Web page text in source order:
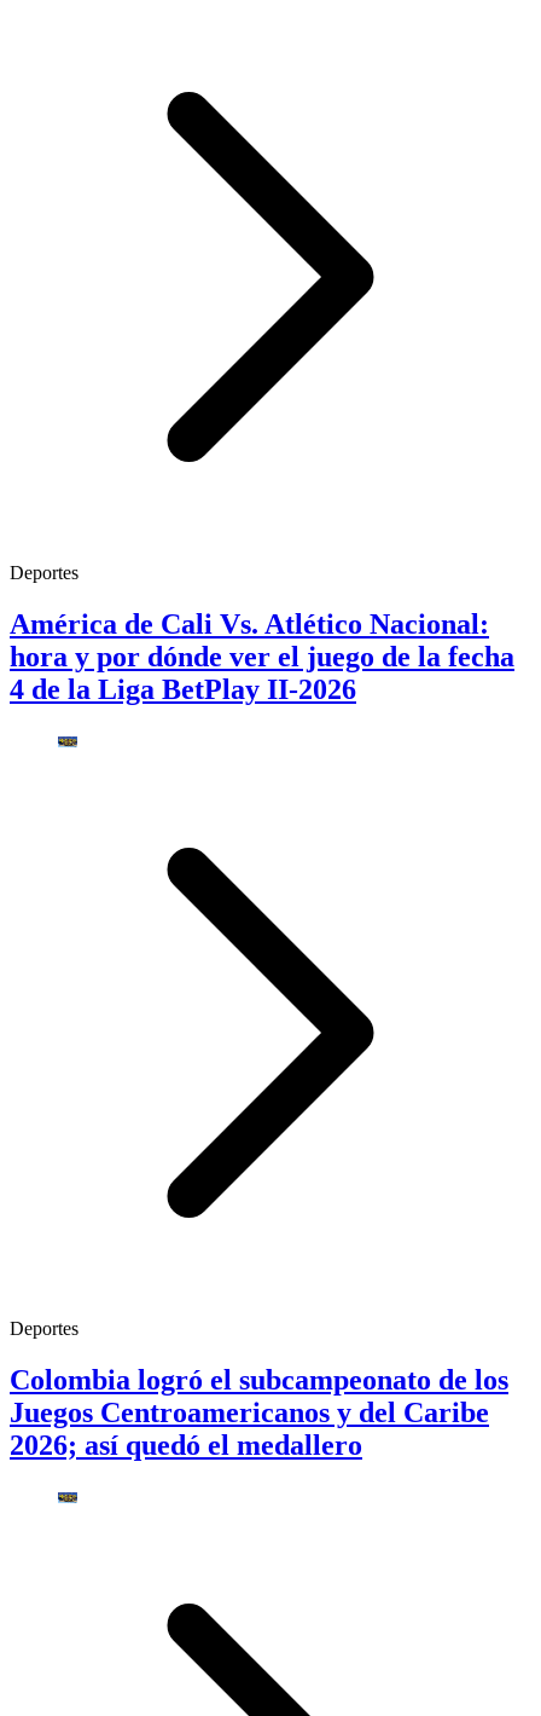
Deportes
América de Cali Vs. Atlético Nacional:
hora y por dónde ver el juego de la fecha
4 de la Liga BetPlay II-2026
Deportes
Colombia logró el subcampeonato de los
Juegos Centroamericanos y del Caribe
2026; así quedó el medallero